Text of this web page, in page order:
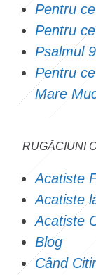
Pentru
Pentru
Psalmul
Pentru
Mare
RUGĂCIUNI
Acatiste
Acatiste
Acatiste
Blog
Când